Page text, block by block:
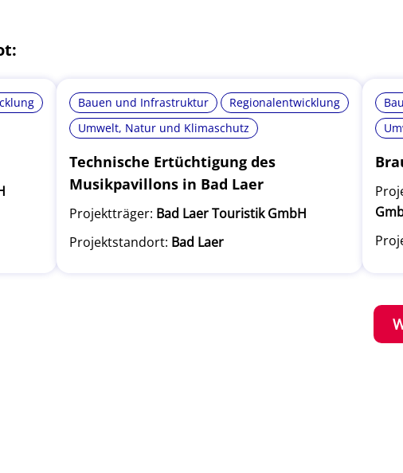
Bauen und Infrastruktur
Regionalentwicklung
Umwelt, Natur und Klimaschutz
Technische Ertüchtigung des
Musikpavillons in Bad Laer
Projektträger: Bad Laer Touristik GmbH
Projektstandort: Bad Laer